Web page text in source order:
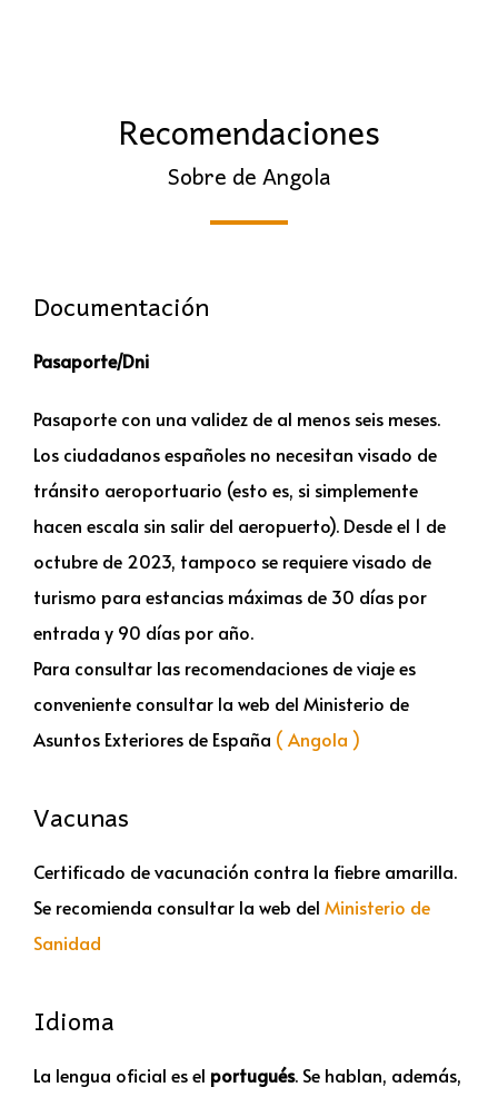
Recomendaciones
Sobre de Angola
Documentación
Pasaporte/Dni
Pasaporte con una validez de al menos seis meses.
Los ciudadanos españoles no necesitan visado de
tránsito aeroportuario (esto es, si simplemente
hacen escala sin salir del aeropuerto). Desde el 1 de
octubre de 2023, tampoco se requiere visado de
turismo para estancias máximas de 30 días por
entrada y 90 días por año.
Para consultar las recomendaciones de viaje es
conveniente consultar la web del Ministerio de
Asuntos Exteriores de España ( Angola )
Vacunas
Certificado de vacunación contra la fiebre amarilla.
Se recomienda consultar la web del Ministerio de
Sanidad
Idioma
La lengua oficial es el portugués. Se hablan, además,